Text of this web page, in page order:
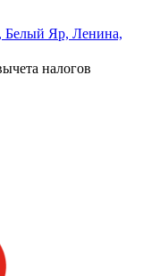
Белый Яр, Ленина,
налогов